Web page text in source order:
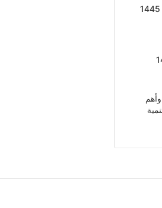
الاستعلام عن تأشيرة السعودية برقم الجواز 1445
بنك التنمية